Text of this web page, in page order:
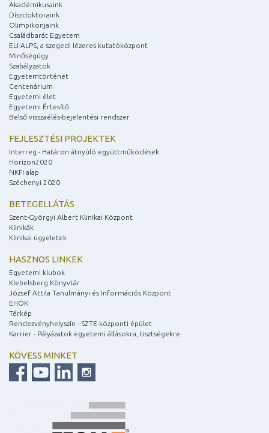
Akadémikusaink
Díszdoktoraink
Olimpikonjaink
Családbarát Egyetem
ELI-ALPS, a szegedi lézeres kutatóközpont
Minőségügy
Szabályzatok
Egyetemtörténet
Centenárium
Egyetemi élet
Egyetemi Értesítő
Belső visszaélés-bejelentési rendszer
FEJLESZTÉSI PROJEKTEK
Interreg - Határon átnyúló együttműködések
Horizon2020
NKFI alap
Széchenyi 2020
BETEGELLÁTÁS
Szent-Györgyi Albert Klinikai Központ
Klinikák
Klinikai ügyeletek
HASZNOS LINKEK
Egyetemi klubok
Klebelsberg Könyvtár
József Attila Tanulmányi és Információs Központ
EHÖK
Térkép
Rendezvényhelyszín - SZTE központi épület
Karrier - Pályázatok egyetemi állásokra, tisztségekre
KÖVESS MINKET